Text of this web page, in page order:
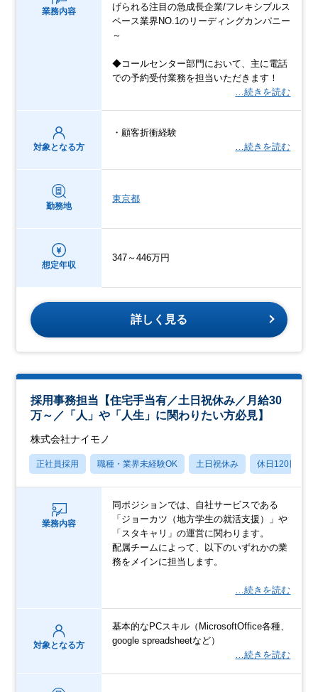
業務内容
げられる注目の急成長企業/フレキシブルス
ペース業界NO.1のリーディングカンパニー
～
◆コールセンター部門において、主に電話
での予約受付業務を担当いただきます！
…続きを読む
対象となる方
・顧客折衝経験
…続きを読む
勤務地
東京都
想定年収
347～446万円
詳しく見る
採用事務担当【住宅手当有／土日祝休み／月給30
万～／「人」や「人生」に関わりたい方必見】
株式会社ナイモノ
正社員採用 職種・業界未経験OK 土日祝休み 休日120日以上
業務内容
同ポジションでは、自社サービスである
「ジョーカツ（地方学生の就活支援）」や
「スタキャリ」の運営に関わります。
配属チームによって、以下のいずれかの業
務をメインに担当します。
…続きを読む
対象となる方
基本的なPCスキル（MicrosoftOffice各種、
google spreadsheetなど）
…続きを読む